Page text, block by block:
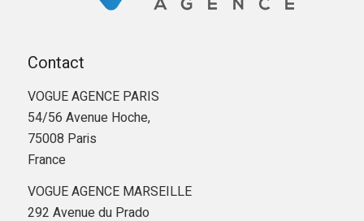
Contact
VOGUE AGENCE PARIS
54/56 Avenue Hoche,
75008 Paris
France
VOGUE AGENCE MARSEILLE
292 Avenue du Prado